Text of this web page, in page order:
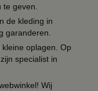
geven.
de kleding in
garanderen.
oplagen. Op
specialist in
Wij